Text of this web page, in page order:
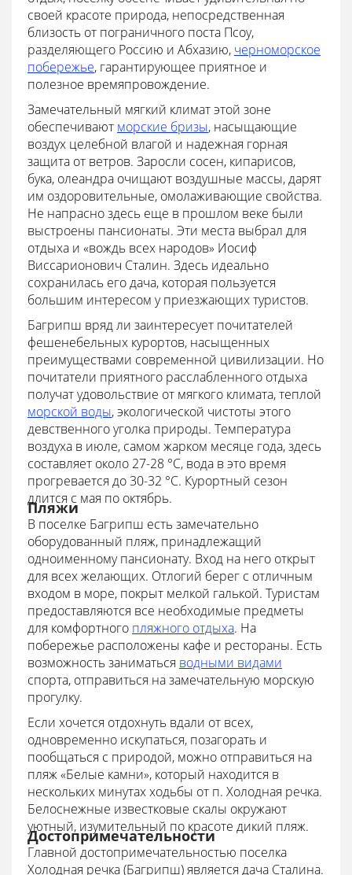
своей красоте природа, непосредственная
близость от пограничного поста Псоу,
разделяющего Россию и Абхазию, черноморское
побережье, гарантирующее приятное и
полезное времяпровождение.
Замечательный мягкий климат этой зоне
обеспечивают морские бризы, насыщающие
воздух целебной влагой и надежная горная
защита от ветров. Заросли сосен, кипарисов,
бука, олеандра очищают воздушные массы, дарят
им оздоровительные, омолаживающие свойства.
Не напрасно здесь еще в прошлом веке были
выстроены пансионаты. Эти места выбрал для
отдыха и «вождь всех народов» Иосиф
Виссарионович Сталин. Здесь идеально
сохранилась его дача, которая пользуется
большим интересом у приезжающих туристов.
Багрипш вряд ли заинтересует почитателей
фешенебельных курортов, насыщенных
преимуществами современной цивилизации. Но
почитатели приятного расслабленного отдыха
получат удовольствие от мягкого климата, теплой
морской воды, экологической чистоты этого
девственного уголка природы. Температура
воздуха в июле, самом жарком месяце года, здесь
составляет около 27-28 °С, вода в это время
прогревается до 30-32 °С. Курортный сезон
длится с мая по октябрь.
Пляжи
В поселке Багрипш есть замечательно
оборудованный пляж, принадлежащий
одноименному пансионату. Вход на него открыт
для всех желающих. Отлогий берег с отличным
входом в море, покрыт мелкой галькой. Туристам
предоставляются все необходимые предметы
для комфортного пляжного отдыха. На
побережье расположены кафе и рестораны. Есть
возможность заниматься водными видами
спорта, отправиться на замечательную морскую
прогулку.
Если хочется отдохнуть вдали от всех,
одновременно искупаться, позагорать и
пообщаться с природой, можно отправиться на
пляж «Белые камни», который находится в
нескольких минутах ходьбы от п. Холодная речка.
Белоснежные известковые скалы окружают
уютный, изумительный по красоте дикий пляж.
Достопримечательности
Главной достопримечательностью поселка
Холодная речка (Багрипш) является дача Сталина.